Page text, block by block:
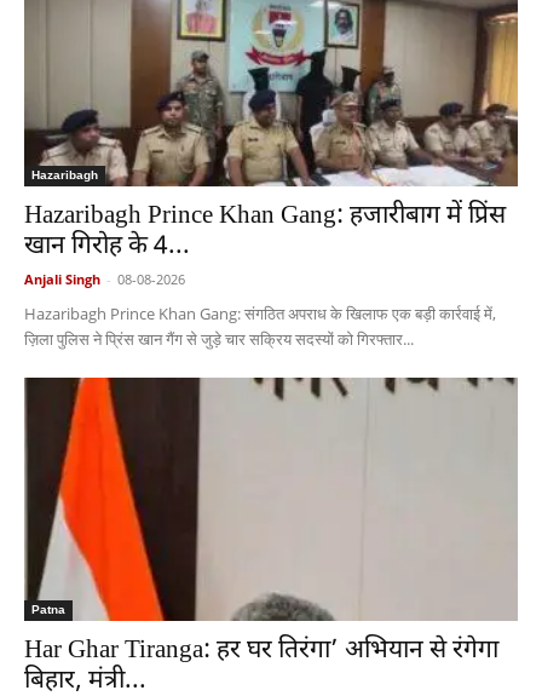
Hazaribagh
Hazaribagh Prince Khan Gang: हजारीबाग में प्रिंस
खान गिरोह के 4...
Anjali Singh - 08-08-2026
Hazaribagh Prince Khan Gang: संगठित अपराध के खिलाफ एक बड़ी कार्रवाई में,
ज़िला पुलिस ने प्रिंस खान गैंग से जुड़े चार सक्रिय सदस्यों को गिरफ्तार...
Patna
Har Ghar Tiranga: हर घर तिरंगा’ अभियान से रंगेगा
बिहार, मंत्री...